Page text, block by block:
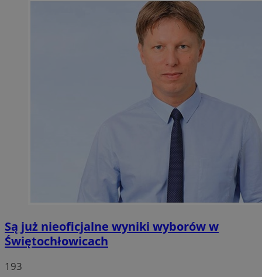
Są już nieoficjalne wyniki wyborów w
Świętochłowicach
193